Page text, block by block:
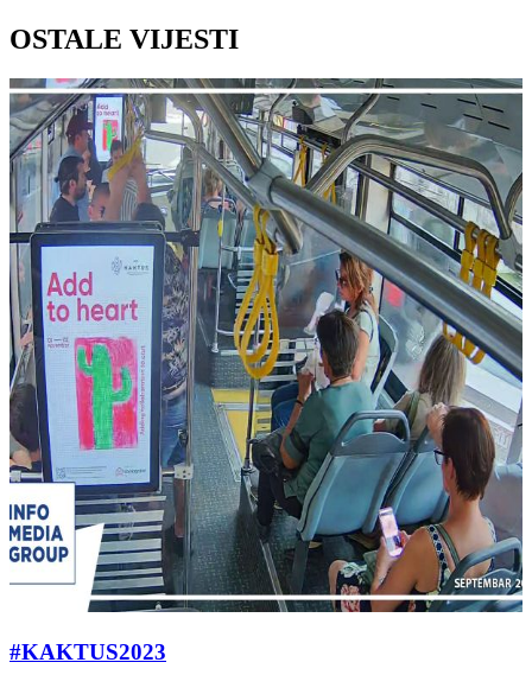
OSTALE VIJESTI
#KAKTUS2023